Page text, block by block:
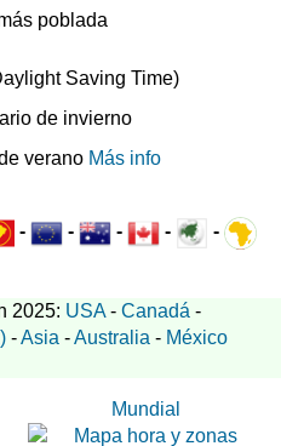
poblada
Saving Time)
de invierno
verano Más info
- - - - -
2025: USA- Canadá -
-Asia -Australia - México
Mundial